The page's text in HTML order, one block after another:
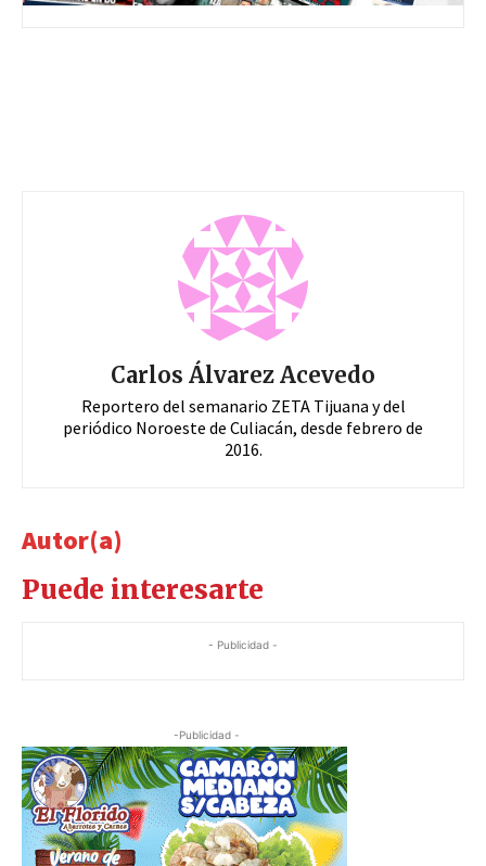
Carlos Álvarez Acevedo
Reportero del semanario ZETA Tijuana y del
periódico Noroeste de Culiacán, desde febrero de
2016.
Autor(a)
Puede interesarte
- Publicidad -
-Publicidad -